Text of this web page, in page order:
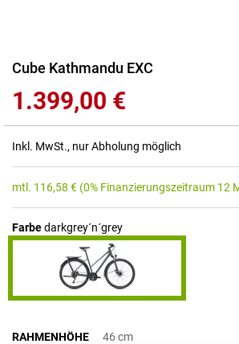
Zum
der
Bildgalerie
springen
Cube Kathmandu EXC
1.399,00 €
Inkl. MwSt., nur Abholung möglich
mtl. 116,58 € (0% Finanzierungszeitraum 12
Farbedarkgrey´n´grey
RAHMENHÖHE 46 cm